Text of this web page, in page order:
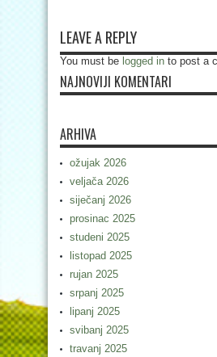
LEAVE A REPLY
You must be logged in to post a
NAJNOVIJI KOMENTARI
ARHIVA
ožujak 2026
veljača 2026
siječanj 2026
prosinac 2025
studeni 2025
listopad 2025
rujan 2025
srpanj 2025
lipanj 2025
svibanj 2025
travanj 2025